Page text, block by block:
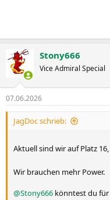
Stony666
Vice Admiral Special
07.06.2026
JagDoc schrieb:
Aktuell sind wir auf Platz
Wir brauchen mehr Power.
@Stony666 könntest du für